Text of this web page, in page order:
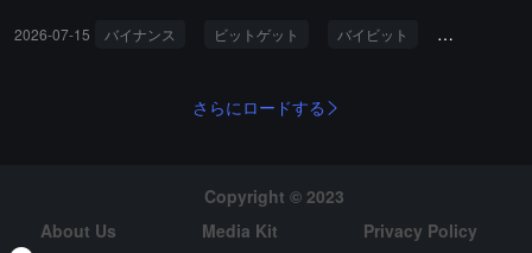
ポジションの成長は約4.63%です；24時間の取引高は7.34億ドル、
引コスト、データ収集可能性などの次元に基づいて、株式デリバテ
で：バイナンスのスコアは91.7、130の契約をサポートし、ポジシ
ポートし、ポジション規模は約112.8億ドル、24時間の取引高は約2
約をサポートし、ポジション規模は約8049.94万ドル、24時間の取
2026-07-15 バイナンス ビットゲット バイビット 株式デリバ
さらにロードする
Copyright © 2023
About Us
Media Kit Privacy Policy